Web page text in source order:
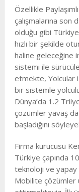
Özellikle
çalışmalarına son
olduğu gibi
hızlı bir şekilde
haline geleceğine
sistemi ile
etmekte, Yolcular
bir sistemle
Dünya’da 1.2
çözümler yavaş
başladığını
Firma kurucusu
Türkiye çapında
teknoloji ve
Mobilite çözümler